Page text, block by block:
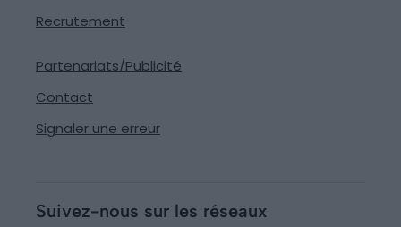
Recrutement
Partenariats/Publicité
Contact
Signaler une erreur
Suivez-nous sur les réseaux